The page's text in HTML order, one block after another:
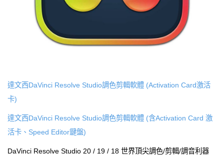
達文西DaVinci Resolve Studio調色剪輯軟體 (Activation Card激活
卡)
達文西DaVinci Resolve Studio調色剪輯軟體 (含Activation Card 激
活卡、Speed Editor鍵盤)
DaVinci Resolve Studio 20 / 19 / 18 世界頂尖調色/剪輯/調音利器